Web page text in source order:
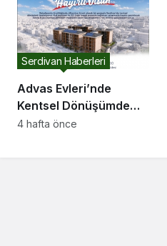
Advas Evleri’nde
Kentsel Dönüşümde
Yıkım Aşamasına
Serdivan Haberleri
4 hafta önce